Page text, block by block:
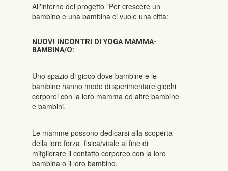
All'interno del progetto "Per crescere un
bambino e una bambina ci vuole una città:
NUOVI INCONTRI DI YOGA MAMMA-
BAMBINA/O:
Uno spazio di gioco dove bambine e le
bambine hanno modo di sperimentare giochi
corporei con la loro mamma ed altre bambine
e bambini.
Le mamme possono dedicarsi alla scoperta
della loro forza fisica/vitale al fine di
mifgliorare il contatto corporeo con la loro
bambina o il loro bambino.